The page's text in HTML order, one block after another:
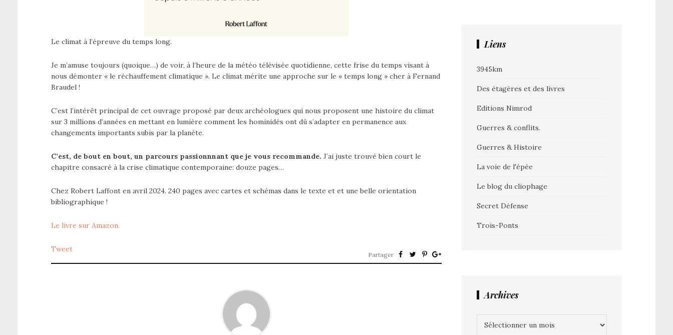
Le climat à l’épreuve du temps long.
Je m’amuse toujours (quoique…) de voir, à l’heure de la météo télévisée quotidienne, cette frise du temps visant à
nous démonter « le réchauffement climatique ». Le climat mérite une approche sur le « temps long » cher à Fernand
Braudel !
C’est l’intérêt principal de cet ouvrage proposé par deux archéologues qui nous proposent une histoire du climat
sur 3 millions d’années en mettant en lumière comment les hominidés ont dû s’adapter en permanence aux
changements importants subis par la planète.
C’est, de bout en bout, un parcours passionnnant que je vous recommande. J’ai juste trouvé bien court le
chapitre consacré à la crise climatique contemporaine: douze pages…
Chez Robert Laffont en avril 2024. 240 pages avec cartes et schémas dans le texte et et une belle orientation
bibliographique !
Le livre sur Amazon.
Tweet
Partager
Liens
3945km
Des étagères et des livres
Editions Nimrod
Guerres & conflits.
Guerres & Histoire
La voie de l'épée
Le blog du cliophage
Secret Défense
Trois-Ponts
Archives